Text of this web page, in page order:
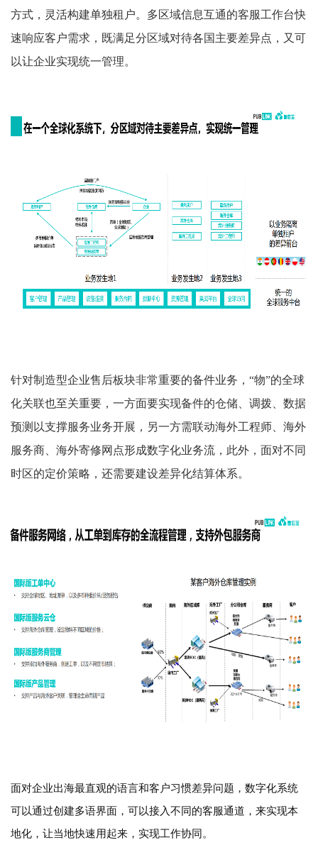
方式，灵活构建单独租户。多区域信息互通的客服工作台快
速响应客户需求，既满足分区域对待各国主要差异点，又可
以让企业实现统一管理。
针对制造型企业售后板块非常重要的备件业务， “物”的全球
化关联也至关重要，一方面要实现备件的仓储、调拨、数据
预测以支撑服务业务开展，另一方需联动海外工程师、海外
服务商、海外寄修网点形成数字化业务流，此外，面对不同
时区的定价策略，还需要建设差异化结算体系。
面对企业出海最直观的语言和客户习惯差异问题，数字化系统
可以通过创建多语界面，可以接入不同的客服通道，来实现本
地化，让当地快速用起来，实现工作协同。